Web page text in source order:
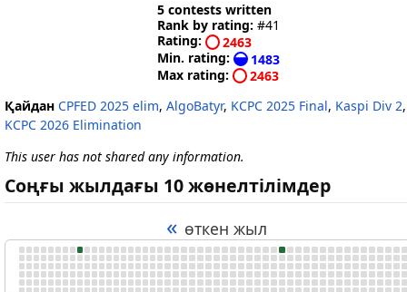
5 contests written
Rank by rating: #41
Rating:
2463
Min. rating:
1483
Max rating:
2463
Қайдан CPFED 2025 elim, AlgoBatyr, KCPC 2025 Final, Kaspi Div 2,
KCPC 2026 Elimination
This user has not shared any information.
Соңғы жылдағы 10 жөнелтілімдер
« өткен жыл